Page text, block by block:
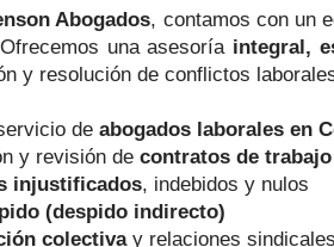
Abogados, contamos con un
una asesoría integral,
y resolución de conflictos
de abogados laborales en
y revisión de contratos de trabajo
injustificados, indebidos y nulos
(despido indirecto)
colectivay relaciones sindicales